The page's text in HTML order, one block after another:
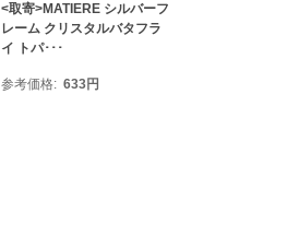
<取寄>MATIERE シルバーフ
レーム クリスタルバタフラ
イ トパ･･･
参考価格 633円